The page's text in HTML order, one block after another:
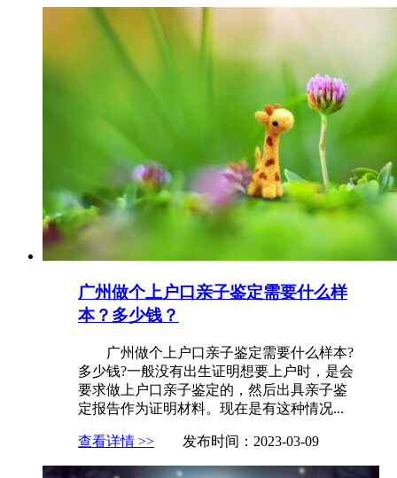
广州做个上户口亲子鉴定需要什么样
本？多少钱？
广州做个上户口亲子鉴定需要什么样本?
多少钱?一般没有出生证明想要上户时，是会
要求做上户口亲子鉴定的，然后出具亲子鉴
定报告作为证明材料。现在是有这种情况...
查看详情 >> 发布时间：2023-03-09